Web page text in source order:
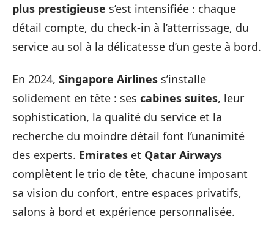
plus prestigieuse s’est intensifiée : chaque
détail compte, du check-in à l’atterrissage, du
service au sol à la délicatesse d’un geste à bord.
En 2024, Singapore Airlines s’installe
solidement en tête : ses cabines suites, leur
sophistication, la qualité du service et la
recherche du moindre détail font l’unanimité
des experts. Emirates et Qatar Airways
complètent le trio de tête, chacune imposant
sa vision du confort, entre espaces privatifs,
salons à bord et expérience personnalisée.